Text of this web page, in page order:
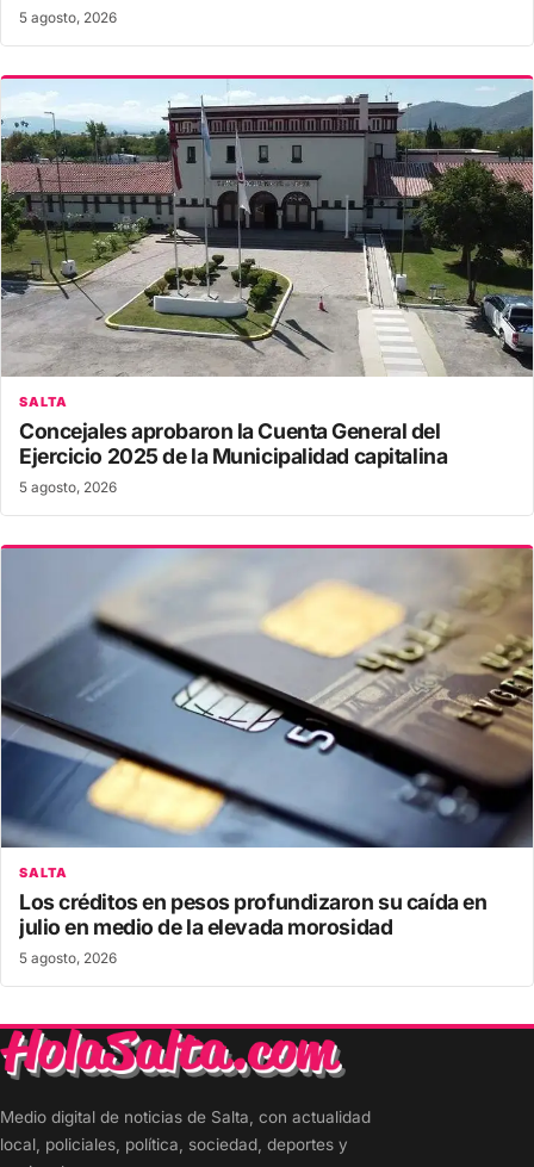
5 agosto, 2026
SALTA
Concejales aprobaron la Cuenta General del
Ejercicio 2025 de la Municipalidad capitalina
5 agosto, 2026
SALTA
Los créditos en pesos profundizaron su caída en
julio en medio de la elevada morosidad
5 agosto, 2026
Medio digital de noticias de Salta, con actualidad
local, policiales, política, sociedad, deportes y